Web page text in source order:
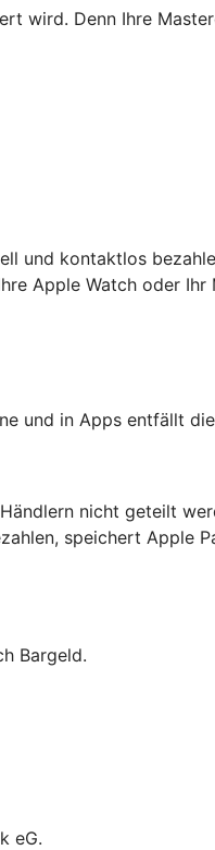
wird. Denn Ihre
und kontaktlos
Apple Watch oder
und in Apps entfällt
nicht geteilt
speichert Apple
Bargeld.
eG.